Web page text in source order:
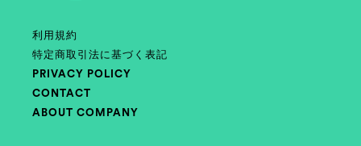
利用規約
特定商取引法に基づく表記
PRIVACY POLICY
CONTACT
ABOUT COMPANY